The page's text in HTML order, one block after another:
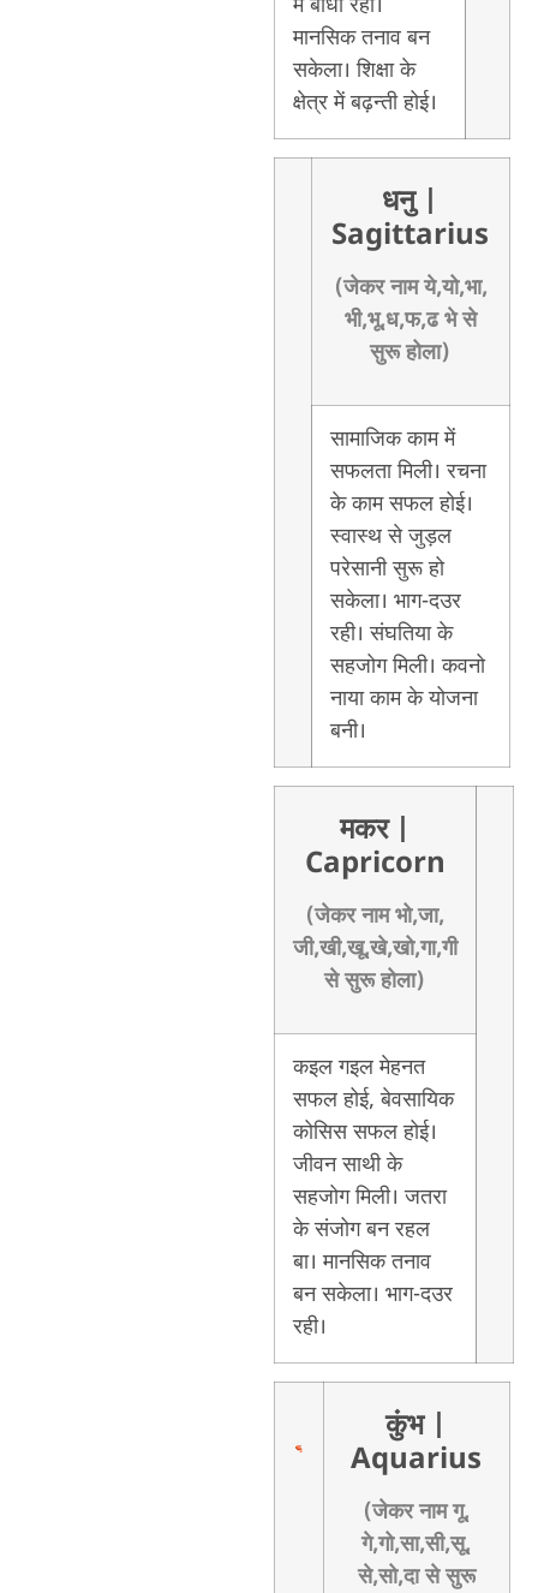
में बाधा रही।
मानसिक तनाव बन
सकेला। शिक्षा के
क्षेत्र में बढ़न्ती होई।
धनु
Sagittarius
(जेकर नाम ये,यो,भा,
भी,भू,ध,फ,ढ भे से
सुरू होला)
सामाजिक काम में
सफलता मिली। रचना
के काम सफल होई।
स्वास्थ से जुड़ल
परेसानी सुरू हो
सकेला। भाग-दउर
रही। संघतिया के
सहजोग मिली। कवनो
नाया काम के योजना
बनी।
मकर
Capricorn
(जेकर नाम भो,जा,
जी,खी,खू,खे,खो,गा,गी
से सुरू होला)
कइल गइल मेहनत
सफल होई, बेवसायिक
कोसिस सफल होई।
जीवन साथी के
सहजोग मिली। जतरा
के संजोग बन रहल
बा। मानसिक तनाव
बन सकेला। भाग-दउर
रही।
कुंभ
Aquarius
(जेकर नाम गू,
गे,गो,सा,सी,सू,
से,सो,दा से सुरू